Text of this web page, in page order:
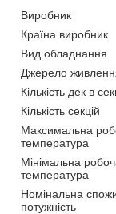
Виробник
Країна виробник
Вид обладнання
Джерело
Кількість дек в
Кількість секцій
Максимальна
температура
Мінімальна
температура
Номінальна
потужність